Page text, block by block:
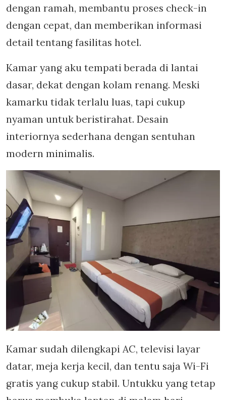
dengan ramah, membantu proses check-in
dengan cepat, dan memberikan informasi
detail tentang fasilitas hotel.
Kamar yang aku tempati berada di lantai
dasar, dekat dengan kolam renang. Meski
kamarku tidak terlalu luas, tapi cukup
nyaman untuk beristirahat. Desain
interiornya sederhana dengan sentuhan
modern minimalis.
Kamar sudah dilengkapi AC, televisi layar
datar, meja kerja kecil, dan tentu saja Wi-Fi
gratis yang cukup stabil. Untukku yang tetap